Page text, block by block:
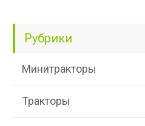
Рубрики
Минитракторы
Тракторы